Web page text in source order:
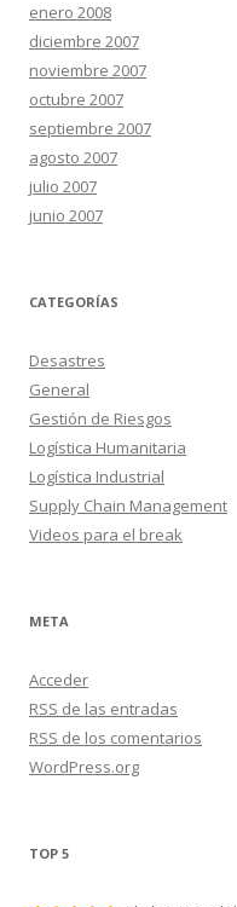
enero 2008
diciembre 2007
noviembre 2007
octubre 2007
septiembre 2007
agosto 2007
julio 2007
junio 2007
CATEGORÍAS
Desastres
General
Gestión de Riesgos
Logística Humanitaria
Logística Industrial
Supply Chain Management
Videos para el break
META
Acceder
RSS de las entradas
RSS de los comentarios
WordPress.org
TOP 5